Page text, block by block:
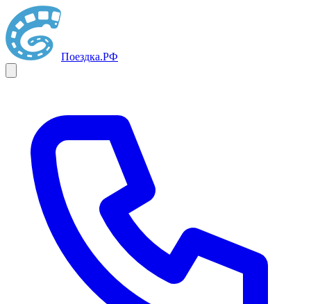
Поездка.РФ